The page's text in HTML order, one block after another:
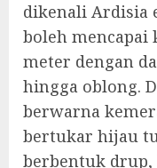
dikenali Ardisia
boleh
meter dengan
hingga oblong.
berwarna
bertukar hijau
berbentuk drup,